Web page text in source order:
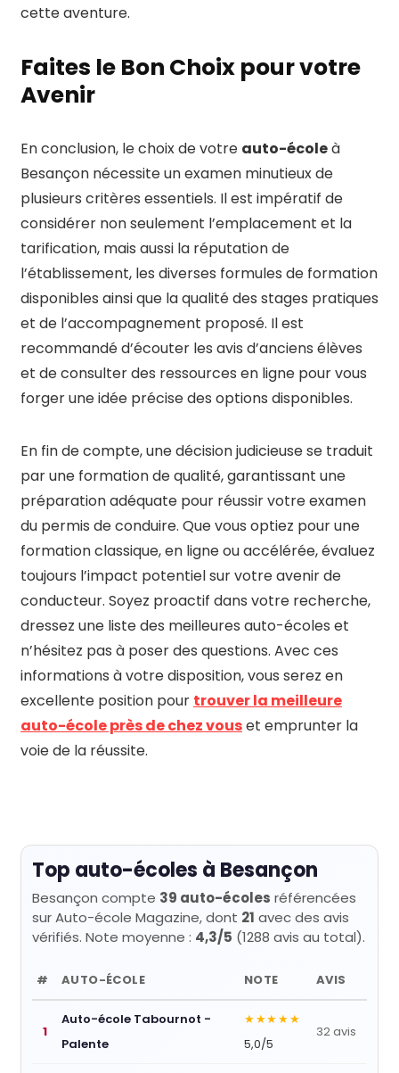
cette aventure.
Faites le Bon Choix pour votre
Avenir
En conclusion, le choix de votre auto-écoleà
Besançon nécessite un examen minutieux de
plusieurs critères essentiels. Il est impératif de
considérer non seulement l’emplacement et la
tarification, mais aussi la réputation de
l’établissement, les diverses formules de formation
disponibles ainsi que la qualité des stages pratiques
et de l’accompagnement proposé. Il est
recommandé d’écouter les avis d’anciens élèves
et de consulter des ressources en ligne pour vous
forger une idée précise des options disponibles.
En fin de compte, une décision judicieuse se traduit
par une formation de qualité, garantissant une
préparation adéquate pour réussir votre examen
du permis de conduire. Que vous optiez pour une
formation classique, en ligne ou accélérée, évaluez
toujours l’impact potentiel sur votre avenir de
conducteur. Soyez proactif dans votre recherche,
dressez une liste des meilleures auto-écoles et
n’hésitez pas à poser des questions. Avec ces
informations à votre disposition, vous serez en
excellente position pour trouver la meilleure
auto-école près de chez vouset emprunter la
voie de la réussite.
Top auto-écoles à Besançon
Besançon compte 39 auto-écoles référencées
sur Auto-école Magazine, dont 21 avec des avis
vérifiés. Note moyenne : 4,3/5 (1288 avis au total).
# AUTO-ÉCOLE NOTE AVIS
1
Auto-école Tabournot -
Palente
★★★★★
5,0/5
32 avis